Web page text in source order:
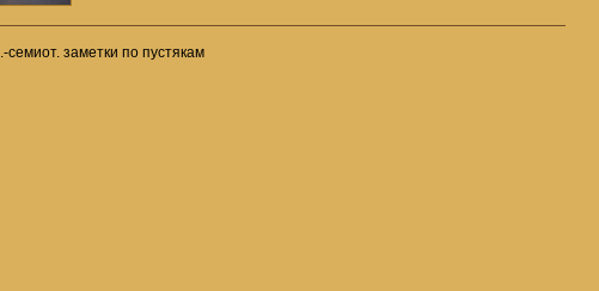
заметки по пустякам